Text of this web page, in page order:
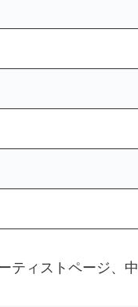
ティストページ、